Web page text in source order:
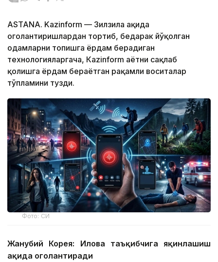
ASTANA. Kazinform — Зилзила ҳақида
огоҳлантиришлардан тортиб, бедарак йўқолган
одамларни топишга ёрдам берадиган
технологияларгача, Кazinform ҳаётни сақлаб
қолишга ёрдам бераётган рақамли воситалар
тўпламини тузди.
Фото: СИ
Жанубий Корея: Илова таъқибчига яқинлашиш
ҳақида огоҳлантиради